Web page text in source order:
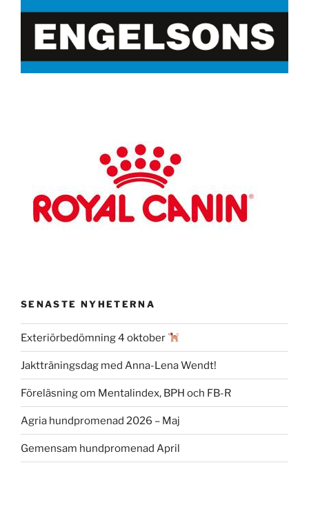
SENASTE NYHETERNA
Exteriörbedömning 4 oktober
Jaktträningsdag med Anna-Lena Wendt!
Föreläsning om Mentalindex, BPH och FB-R
Agria hundpromenad 2026 – Maj
Gemensam hundpromenad April